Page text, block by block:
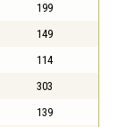
199
149
114
303
139